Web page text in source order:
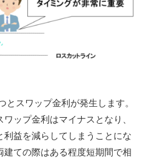
とスワップ金利が発生します。
ップ金利はマイナスとなり、
益を減らしてしまうことにな
建ての際はある程度短期間で相